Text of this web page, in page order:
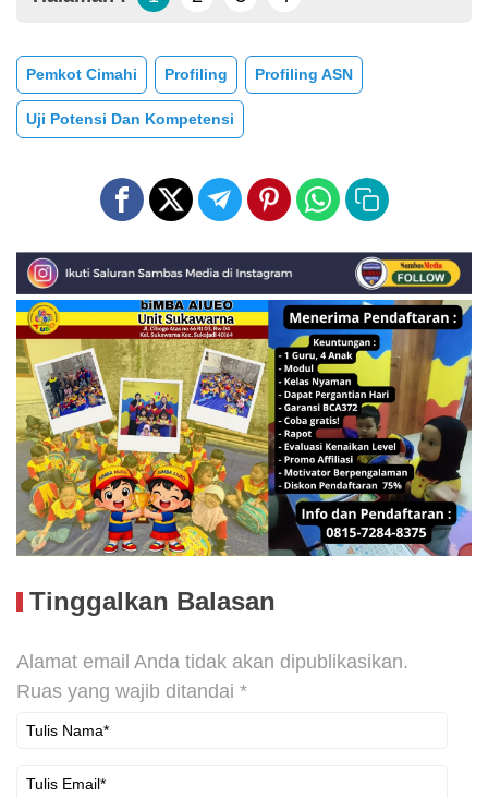
Pemkot Cimahi Profiling Profiling ASN
Uji Potensi Dan Kompetensi
Tinggalkan Balasan
Alamat email Anda tidak akan dipublikasikan.
Ruas yang wajib ditandai *